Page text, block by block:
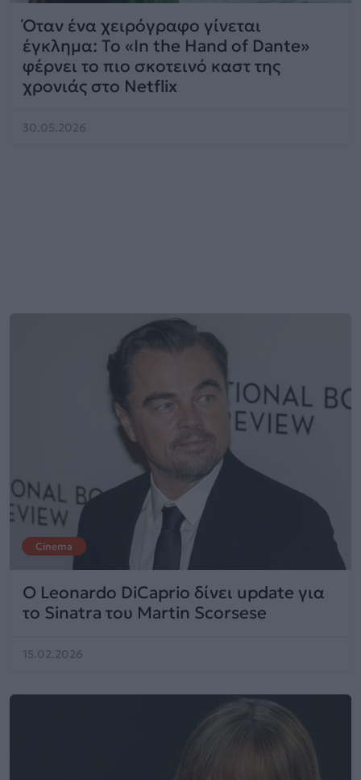
Όταν ένα χειρόγραφο γίνεται
έγκλημα: Το «In the Hand of Dante»
φέρνει το πιο σκοτεινό καστ της
χρονιάς στο Netflix
30.05.2026
Cinema
Ο Leonardo DiCaprio δίνει update για
το Sinatra του Martin Scorsese
15.02.2026